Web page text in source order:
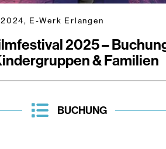
E-Werk Erlangen
2025 –
& Familien
BUCHUNG